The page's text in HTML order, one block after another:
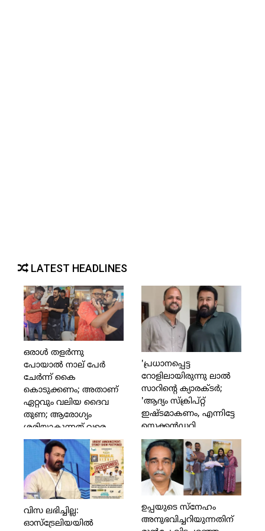
LATEST HEADLINES
ഒരാള്‍ തളര്‍ന്നു
പോയാല്‍ നാല് പേര്‍
ചേര്‍ന്ന് കൈ
കൊടുക്കണം; അതാണ്
ഏറ്റവും വലിയ ദൈവ
തുണ; ആരോഗ്യം
ശരിയാകുന്നത് വരെ
ഞാന്‍ നോക്കിക്കോളാം;
മികച്ച കലാകാരനെ
മലയാളത്തിന് തിരിച്ചു
വേണം; ഉല്ലാസ്
പന്തളത്തിനും
കുടുംബത്തിനും
ധനസഹായവുമായി
നടന്‍ ബാല
'പ്രധാനപ്പെട്ട
റോളിലായിരുന്നു ലാല്‍
സാറിന്റെ ക്യാരക്ടര്‍;
'ആദ്യം സ്‌ക്രിപ്റ്റ്
ഇഷ്ടമാകണം, എന്നിട്ടേ
സെക്കന്‍ഡറി
ആര്‍ട്ടിസ്റ്റുകളെക്കുറിച്ച്
ചിന്തിക്കുള്ളൂ' എന്ന്
അവര്‍ മറുപടി നല്‍കി;
അങ്ങനെ വിളിച്ചത്
എനിക്ക് ഇഷ്ടമായില്ല,
ഞാന്‍ ആ പ്രൊജക്ടില്‍
നിന്ന് പിന്മാറി';
വെളിപ്പെടുത്തി ജൂഡ്
വിസ ലഭിച്ചില്ല:
ഓസ്‌ട്രേലിയയില്‍
ഉപ്പയുടെ സ്നേഹം
അനുഭവിച്ചറിയുന്നതിന്